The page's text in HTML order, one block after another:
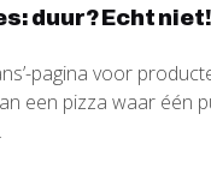
duur? Echt niet!
pagina voor
een pizza waar één